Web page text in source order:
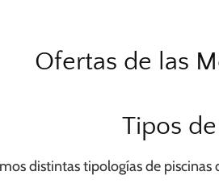
Ofertas de las
Tipos
distintas tipologías de